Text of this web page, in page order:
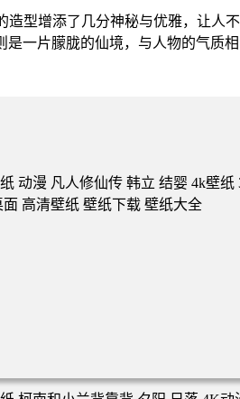
造型增添了几分神秘与优雅，让人不
一片朦胧的仙境，与人物的气质相
动漫 凡人修仙传 韩立 结婴 4k壁纸